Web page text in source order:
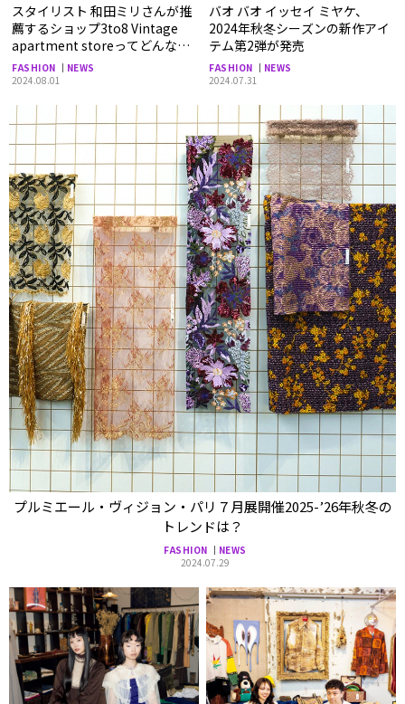
スタイリスト 和田ミリさんが推
薦するショップ3to8 Vintage
apartment storeってどんなお
店？＜ファッションのプロが選
ぶ、とっておきの古着屋＞
FASHION
NEWS
2024.08.01
バオ バオ イッセイ ミヤケ、
2024年秋冬シーズンの新作アイ
テム第2弾が発売
FASHION
NEWS
2024.07.31
プルミエール・ヴィジョン・パリ７月展開催2025-’26年秋冬の
トレンドは？
FASHION
NEWS
2024.07.29